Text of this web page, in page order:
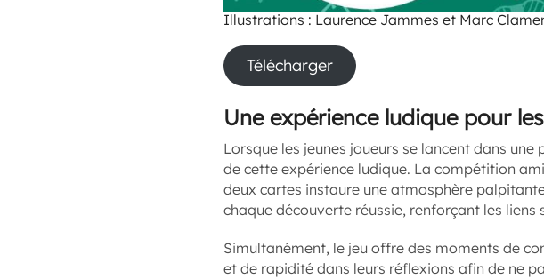
Illustrations : Laurence Jammes et Marc
Télécharger
Une expérience ludique pour
Lorsque les jeunes joueurs se lancent dans
de cette expérience ludique. La compétition
deux cartes instaure une atmosphère
chaque découverte réussie, renforçant les
Simultanément, le jeu offre des moments de
et de rapidité dans leurs réflexions afin de ne